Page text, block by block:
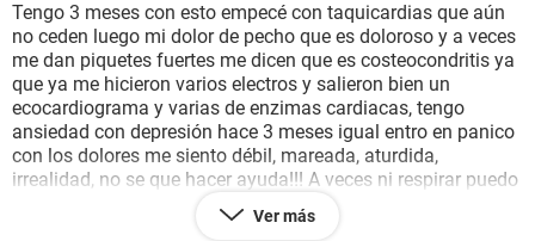
SEXUALIDAD
GLOSARIO
Tengo 3 meses con esto empecé con taquicardias que aún
no ceden luego mi dolor de pecho que es doloroso y a veces
me dan piquetes fuertes me dicen que es costeocondritis ya
que ya me hicieron varios electros y salieron bien un
ecocardiograma y varias de enzimas cardiacas, tengo
ansiedad con depresión hace 3 meses igual entro en panico
con los dolores me siento débil, mareada, aturdida,
irrealidad, no se que hacer ayuda!!! A veces ni respirar puedo
Ver más